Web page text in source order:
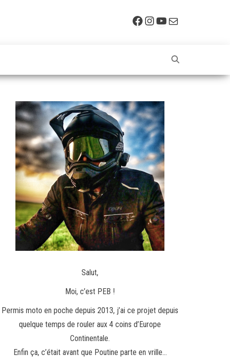
Facebook
Instagram
YouTube
E-mail
Salut,
Moi, c’est PEB !
Permis moto en poche depuis 2013, j’ai ce projet depuis
quelque temps de rouler aux 4 coins d’Europe
Continentale.
Enfin ça, c’était avant que Poutine parte en vrille…